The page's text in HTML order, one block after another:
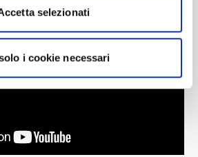
selezionati
i cookie necessari